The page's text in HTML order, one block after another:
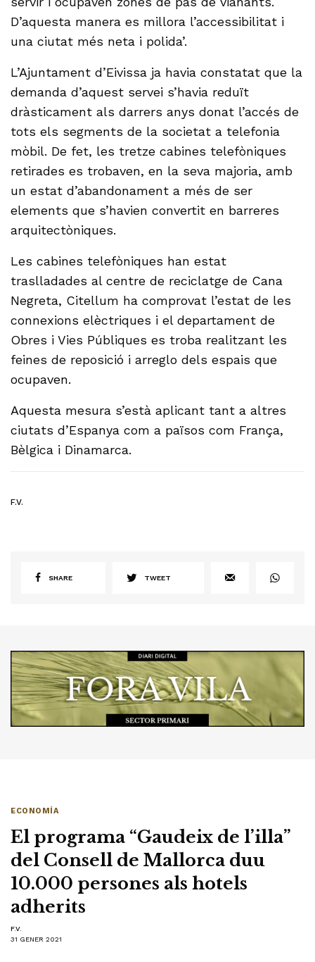
D’aquesta manera es millora l’accessibilitat i
una ciutat més neta i polida’.
L’Ajuntament d’Eivissa ja havia constatat que la
demanda d’aquest servei s’havia reduït
dràsticament als darrers anys donat l’accés de
tots els segments de la societat a telefonia
mòbil. De fet, les tretze cabines telefòniques
retirades es trobaven, en la seva majoria, amb
un estat d’abandonament a més de ser
elements que s’havien convertit en barreres
arquitectòniques.
Les cabines telefòniques han estat
traslladades al centre de reciclatge de Cana
Negreta, Citellum ha comprovat l’estat de les
connexions elèctriques i el departament de
Obres i Vies Públiques es troba realitzant les
feines de reposició i arreglo dels espais que
ocupaven.
Aquesta mesura s’està aplicant tant a altres
ciutats d’Espanya com a països com França,
Bèlgica i Dinamarca.
F.V.
SHARE TWEET
ECONOMÍA
El programa “Gaudeix de l’illa”
del Consell de Mallorca duu
10.000 persones als hotels
adherits
F.V.
31 GENER 2021